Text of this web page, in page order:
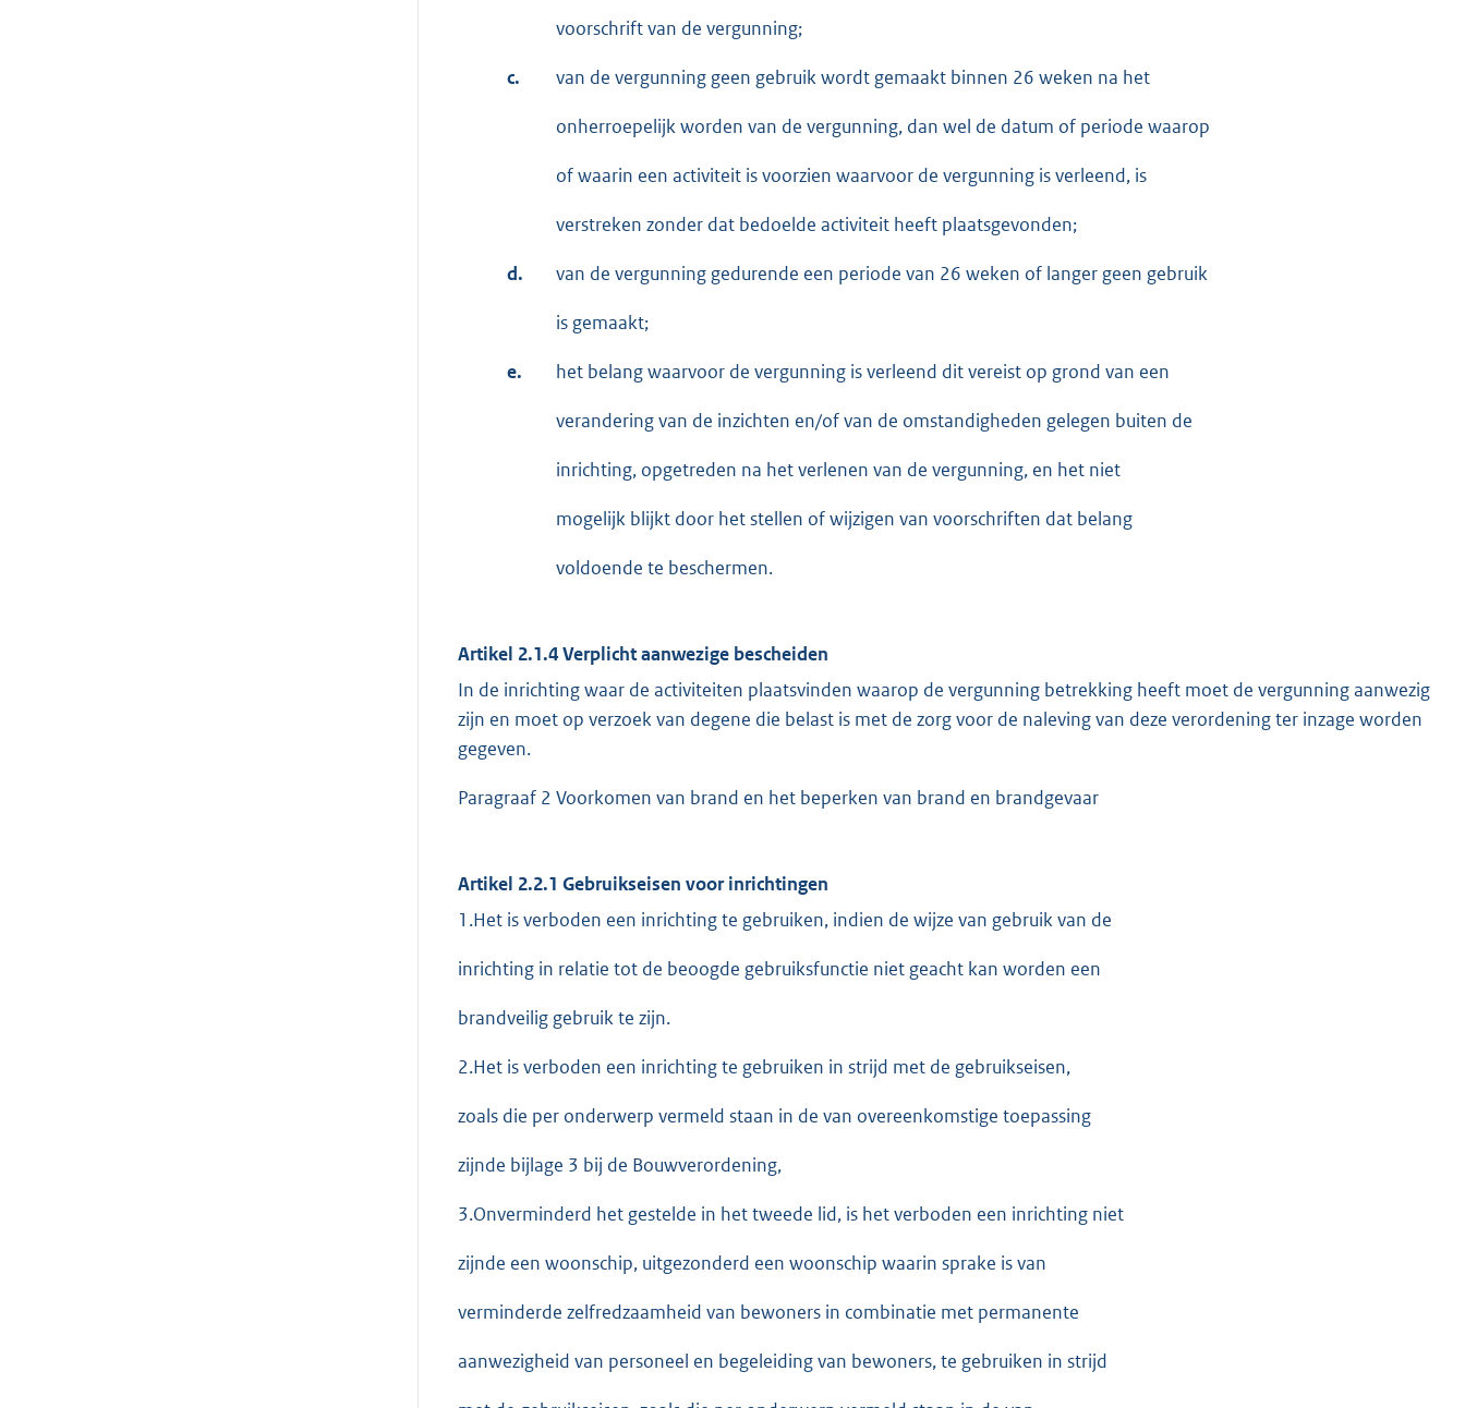
voorschrift van de vergunning;
c. van de vergunning geen gebruik wordt gemaakt binnen 26 weken na het
onherroepelijk worden van de vergunning, dan wel de datum of periode waarop
of waarin een activiteit is voorzien waarvoor de vergunning is verleend, is
verstreken zonder dat bedoelde activiteit heeft plaatsgevonden;
d. van de vergunning gedurende een periode van 26 weken of langer geen gebruik
is gemaakt;
e. het belang waarvoor de vergunning is verleend dit vereist op grond van een
verandering van de inzichten en/of van de omstandigheden gelegen buiten de
inrichting, opgetreden na het verlenen van de vergunning, en het niet
mogelijk blijkt door het stellen of wijzigen van voorschriften dat belang
voldoende te beschermen.
Artikel 2.1.4 Verplicht aanwezige bescheiden
In de inrichting waar de activiteiten plaatsvinden waarop de vergunning betrekking heeft moet de vergunning aanwezig
zijn en moet op verzoek van degene die belast is met de zorg voor de naleving van deze verordening ter inzage worden
gegeven.
Paragraaf 2 Voorkomen van brand en het beperken van brand en brandgevaar
Artikel 2.2.1 Gebruikseisen voor inrichtingen
1.Het is verboden een inrichting te gebruiken, indien de wijze van gebruik van de
inrichting in relatie tot de beoogde gebruiksfunctie niet geacht kan worden een
brandveilig gebruik te zijn.
2.Het is verboden een inrichting te gebruiken in strijd met de gebruikseisen,
zoals die per onderwerp vermeld staan in de van overeenkomstige toepassing
zijnde bijlage 3 bij de Bouwverordening,
3.Onverminderd het gestelde in het tweede lid, is het verboden een inrichting niet
zijnde een woonschip, uitgezonderd een woonschip waarin sprake is van
verminderde zelfredzaamheid van bewoners in combinatie met permanente
aanwezigheid van personeel en begeleiding van bewoners, te gebruiken in strijd